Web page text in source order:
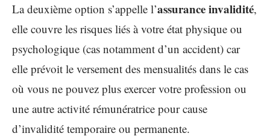
La deuxième option s’appelle l’assurance invalidité,
elle couvre les risques liés à votre état physique ou
psychologique (cas notamment d’un accident) car
elle prévoit le versement des mensualités dans le cas
où vous ne pouvez plus exercer votre profession ou
une autre activité rémunératrice pour cause
d’invalidité temporaire ou permanente.